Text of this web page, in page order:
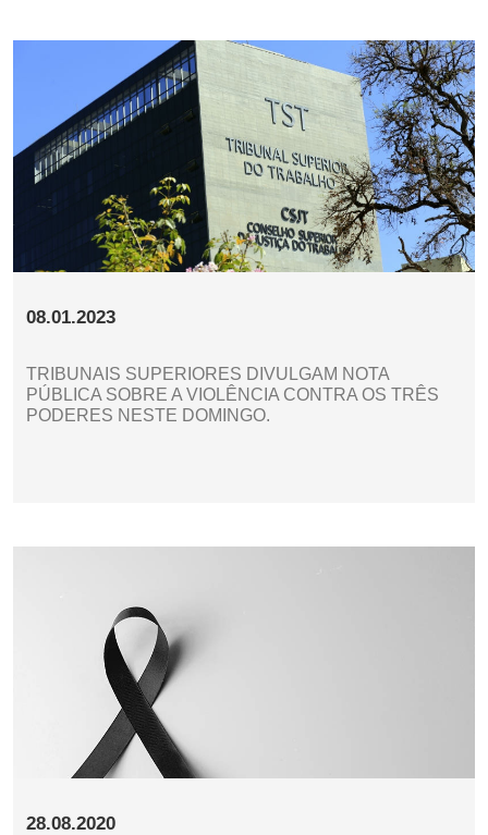
08.01.2023
TRIBUNAIS SUPERIORES DIVULGAM NOTA
PÚBLICA SOBRE A VIOLÊNCIA CONTRA OS TRÊS
PODERES NESTE DOMINGO.
28.08.2020